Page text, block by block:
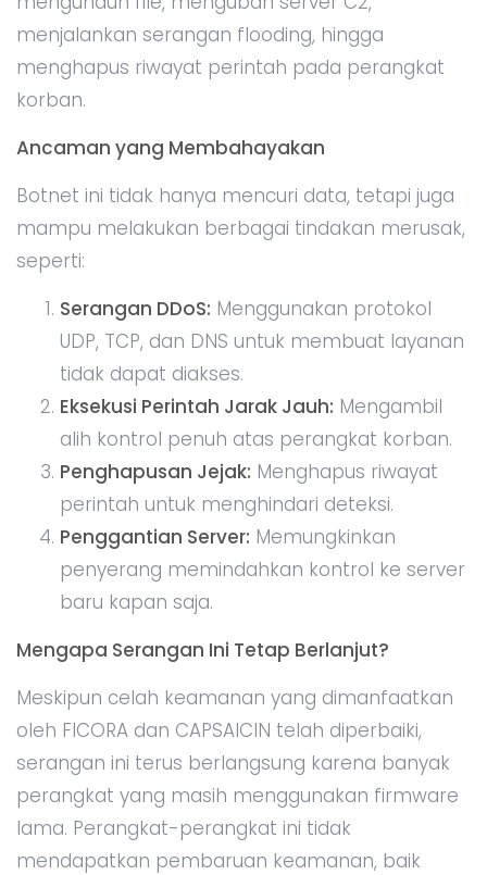
menjalankan serangan flooding, hingga
menghapus riwayat perintah pada perangkat
korban.
Ancaman yang Membahayakan
Botnet ini tidak hanya mencuri data, tetapi juga
mampu melakukan berbagai tindakan merusak,
seperti:
Serangan DDoS: Menggunakan protokol
UDP, TCP, dan DNS untuk membuat layanan
tidak dapat diakses.
Eksekusi Perintah Jarak Jauh: Mengambil
alih kontrol penuh atas perangkat korban.
Penghapusan Jejak: Menghapus riwayat
perintah untuk menghindari deteksi.
Penggantian Server: Memungkinkan
penyerang memindahkan kontrol ke server
baru kapan saja.
Mengapa Serangan Ini Tetap Berlanjut?
Meskipun celah keamanan yang dimanfaatkan
oleh FICORA dan CAPSAICIN telah diperbaiki,
serangan ini terus berlangsung karena banyak
perangkat yang masih menggunakan firmware
lama. Perangkat-perangkat ini tidak
mendapatkan pembaruan keamanan, baik